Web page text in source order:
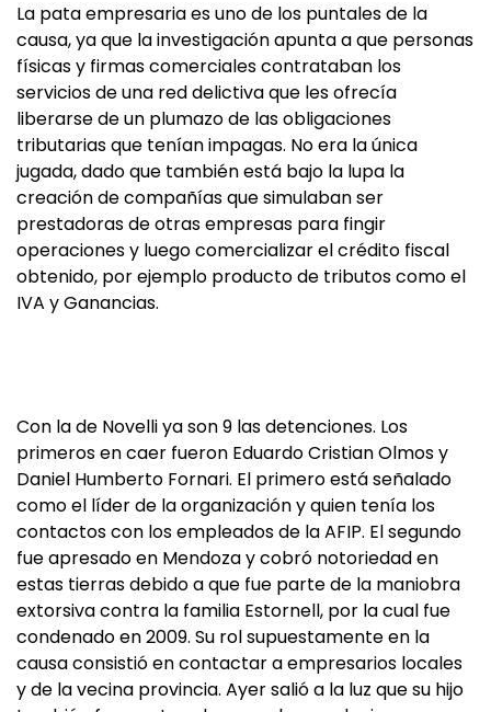
La pata empresaria es uno de los puntales de la
causa, ya que la investigación apunta a que personas
físicas y firmas comerciales contrataban los
servicios de una red delictiva que les ofrecía
liberarse de un plumazo de las obligaciones
tributarias que tenían impagas. No era la única
jugada, dado que también está bajo la lupa la
creación de compañías que simulaban ser
prestadoras de otras empresas para fingir
operaciones y luego comercializar el crédito fiscal
obtenido, por ejemplo producto de tributos como el
IVA y Ganancias.
Con la de Novelli ya son 9 las detenciones. Los
primeros en caer fueron Eduardo Cristian Olmos y
Daniel Humberto Fornari. El primero está señalado
como el líder de la organización y quien tenía los
contactos con los empleados de la AFIP. El segundo
fue apresado en Mendoza y cobró notoriedad en
estas tierras debido a que fue parte de la maniobra
extorsiva contra la familia Estornell, por la cual fue
condenado en 2009. Su rol supuestamente en la
causa consistió en contactar a empresarios locales
y de la vecina provincia. Ayer salió a la luz que su hijo